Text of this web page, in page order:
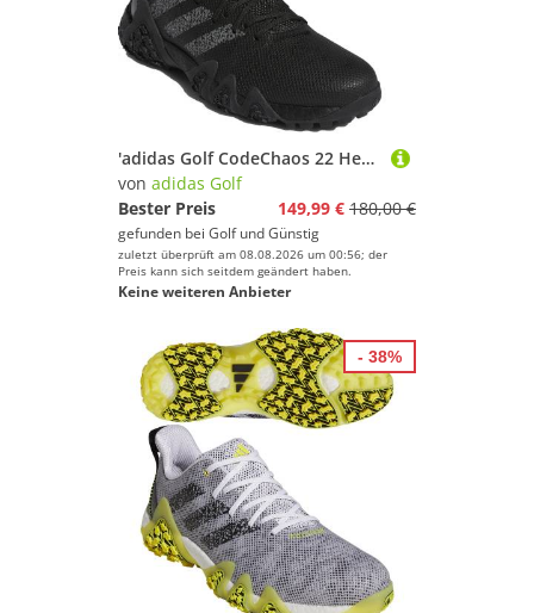
'adidas Golf CodeChaos 22 Herren Golfschuh schwarz'
von adidas Golf
Bester Preis
149,99 € 180,00 €
gefunden bei Golf und Günstig
zuletzt überprüft am 08.08.2026 um 00:56; der
Preis kann sich seitdem geändert haben.
Keine weiteren Anbieter
- 38%